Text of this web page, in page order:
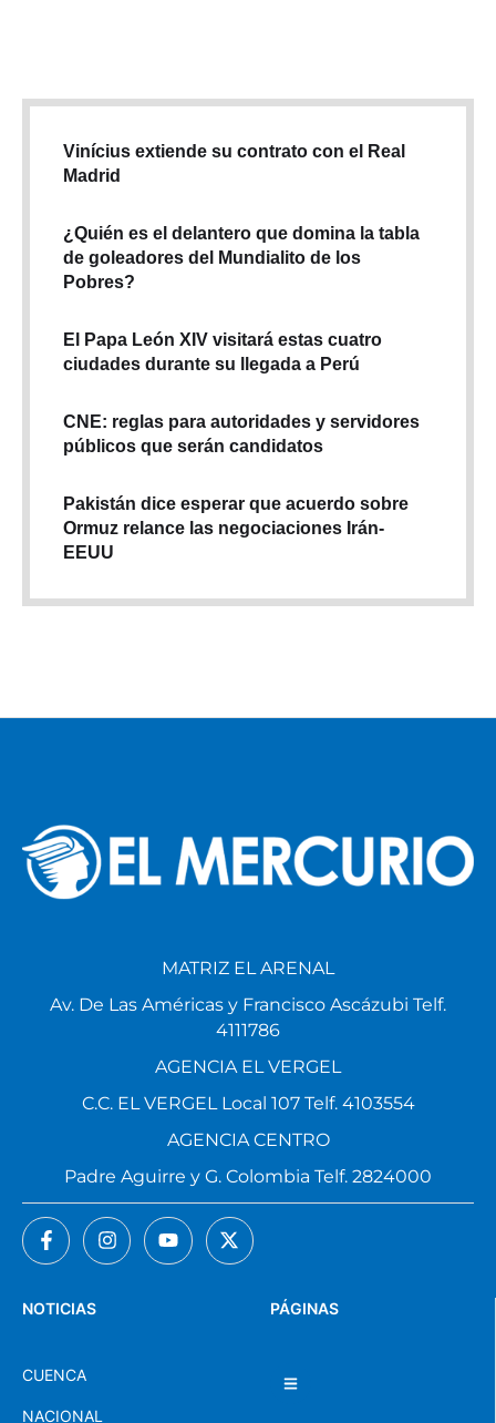
Vinícius extiende su contrato con el Real
Madrid
¿Quién es el delantero que domina la tabla
de goleadores del Mundialito de los
Pobres?
El Papa León XIV visitará estas cuatro
ciudades durante su llegada a Perú
CNE: reglas para autoridades y servidores
públicos que serán candidatos
Pakistán dice esperar que acuerdo sobre
Ormuz relance las negociaciones Irán-
EEUU
PÁGINAS
NOTICIAS
CUENCA
NACIONAL
MATRIZ EL ARENAL
Av. De Las Américas y Francisco Ascázubi Telf.
4111786
AGENCIA EL VERGEL
C.C. EL VERGEL Local 107 Telf. 4103554
AGENCIA CENTRO
Padre Aguirre y G. Colombia Telf. 2824000